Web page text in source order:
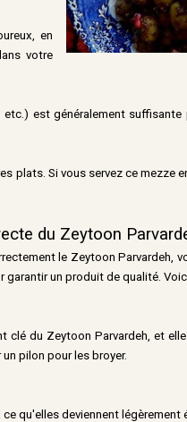
en
votre
est généralement suffisante
plats. Si vous servez ce mezze
du Zeytoon
le Zeytoon Parvardeh,
un produit de qualité.
clé du Zeytoon Parvardeh, et
pilon pour les broyer.
qu'elles deviennent légèrement